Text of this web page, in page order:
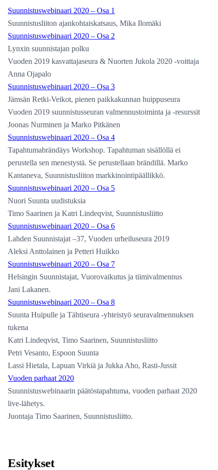
Suunnistuswebinaari 2020 – Osa 1
Suunnistusliiton ajankohtaiskatsaus, Mika Ilomäki
Suunnistuswebinaari 2020 – Osa 2
Lynxin suunnistajan polku
Vuoden 2019 kasvattajaseura & Nuorten Jukola 2020 -voittaja
Anna Ojapalo
Suunnistuswebinaari 2020 – Osa 3
Jämsän Retki-Veikot, pienen paikkakunnan huippuseura
Vuoden 2019 suunnistusseuran valmennustoiminta ja -resurssit
Joonas Nurminen ja Marko Pitkänen
Suunnistuswebinaari 2020 – Osa 4
Tapahtumabrändäys Workshop. Tapahtuman sisällöllä ei
perustella sen menestystä. Se perustellaan brändillä. Marko
Kantaneva, Suunnistusliiton markkinointipäällikkö.
Suunnistuswebinaari 2020 – Osa 5
Nuori Suunta uudistuksia
Timo Saarinen ja Katri Lindeqvist, Suunnistusliitto
Suunnistuswebinaari 2020 – Osa 6
Lahden Suunnistajat –37, Vuoden urheiluseura 2019
Aleksi Anttolainen ja Petteri Huikko
Suunnistuswebinaari 2020 – Osa 7
Helsingin Suunnistajat, Vuorovaikutus ja tiimivalmennus
Jani Lakanen.
Suunnistuswebinaari 2020 – Osa 8
Suunta Huipulle ja Tähtiseura -yhteistyö seuravalmennuksen
tukena
Katri Lindeqvist, Timo Saarinen, Suunnistusliitto
Petri Vesanto, Espoon Suunta
Lassi Hietala, Lapuan Virkiä ja Jukka Aho, Rasti-Jussit
Vuoden parhaat 2020
Suunnistuswebinaarin päätöstapahtuma, vuoden parhaat 2020
live-lähetys.
Juontaja Timo Saarinen, Suunnistusliitto.
Esitykset